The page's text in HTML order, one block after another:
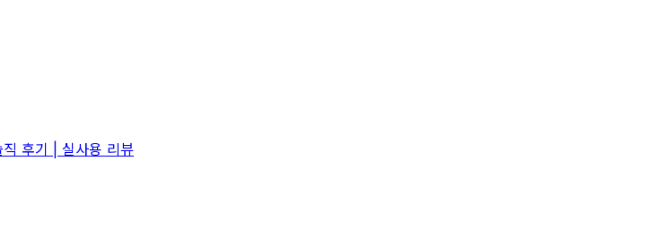
후기 | 실사용 리뷰